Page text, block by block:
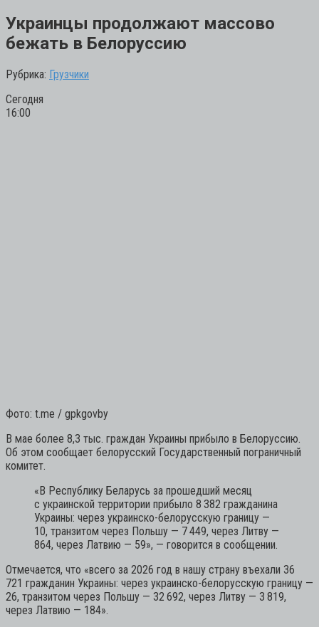
Украинцы продолжают массово
бежать в Белоруссию
Рубрика: Грузчики
Сегодня
16:00
Фото: t.me / gpkgovby
В мае более 8,3 тыс. граждан Украины прибыло в Белоруссию.
Об этом сообщает белорусский Государственный пограничный
комитет.
«В Республику Беларусь за прошедший месяц
с украинской территории прибыло 8 382 гражданина
Украины: через украинско-белорусскую границу —
10, транзитом через Польшу — 7 449, через Литву —
864, через Латвию — 59», — говорится в сообщении.
Отмечается, что «всего за 2026 год в нашу страну въехали 36
721 гражданин Украины: через украинско-белорусскую границу —
26, транзитом через Польшу — 32 692, через Литву — 3 819,
через Латвию — 184».